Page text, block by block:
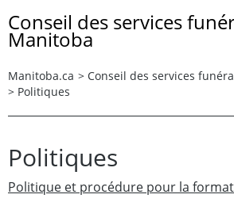
Conseil des services
Manitoba
Manitoba.ca > Conseil des services
> Politiques
Politiques
Politique et procédure pour la